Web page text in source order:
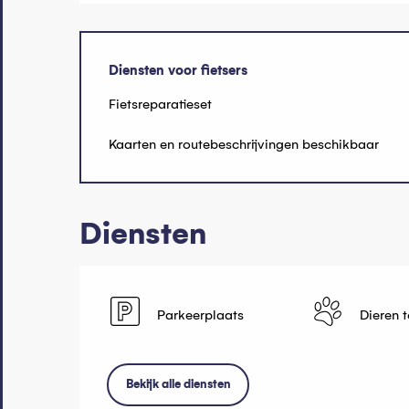
Diensten voor fietsers
Fietsreparatieset
Kaarten en routebeschrijvingen beschikbaar
Diensten
Parkeerplaats Dieren
Bekijk alle diensten